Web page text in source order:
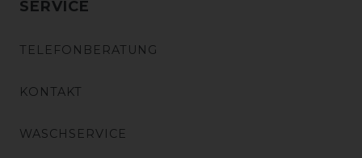
SERVICE
TELEFONBERATUNG
KONTAKT
WASCHSERVICE